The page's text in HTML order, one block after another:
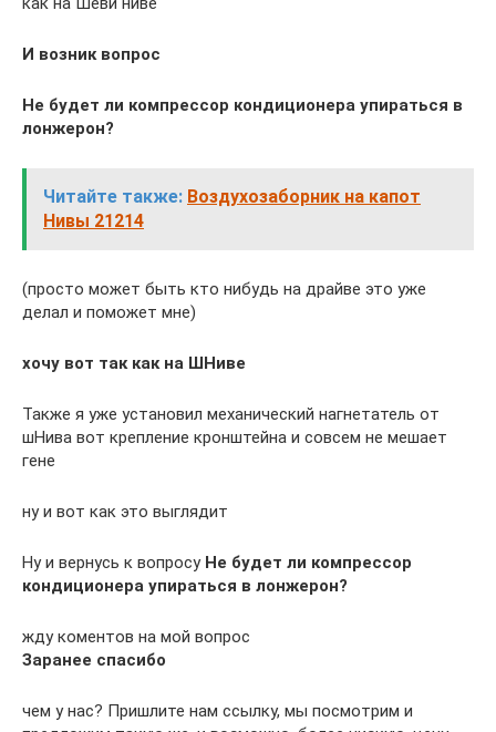
И возник вопрос
Не будет ли компрессор кондиционера упираться в
лонжерон?
Читайте также: Воздухозаборник на капот
Нивы 21214
(просто может быть кто нибудь на драйве это уже
делал и поможет мне)
хочу вот так как на ШНиве
Также я уже установил механический нагнетатель от
шНива вот крепление кронштейна и совсем не мешает
гене
ну и вот как это выглядит
Ну и вернусь к вопросу Не будет ли компрессор
кондиционера упираться в лонжерон?
жду коментов на мой вопрос
Заранее спасибо
чем у нас? Пришлите нам ссылку, мы посмотрим и